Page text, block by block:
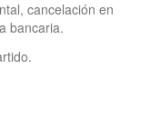
cancelación en
bancaria.